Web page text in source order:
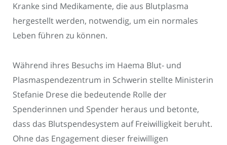
Kranke sind Medikamente, die aus Blutplasma
hergestellt werden, notwendig, um ein normales
Leben führen zu können.
Während ihres Besuchs im Haema Blut- und
Plasmaspendezentrum in Schwerin stellte Ministerin
Stefanie Drese die bedeutende Rolle der
Spenderinnen und Spender heraus und betonte,
dass das Blutspendesystem auf Freiwilligkeit beruht.
Ohne das Engagement dieser freiwilligen